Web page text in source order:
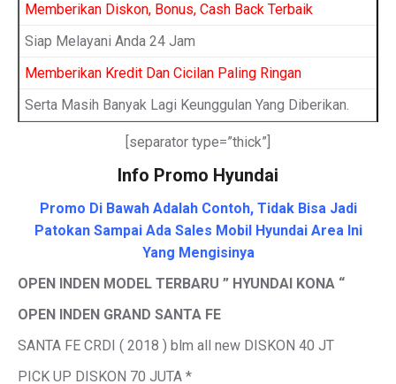
Memberikan Diskon, Bonus, Cash Back Terbaik
Siap Melayani Anda 24 Jam
Memberikan Kredit Dan Cicilan Paling Ringan
Serta Masih Banyak Lagi Keunggulan Yang Diberikan.
[separator type=”thick”]
Info Promo Hyundai
Promo Di Bawah Adalah Contoh, Tidak Bisa Jadi
Patokan Sampai Ada Sales Mobil Hyundai Area Ini
Yang Mengisinya
OPEN INDEN MODEL TERBARU ” HYUNDAI KONA “
OPEN INDEN GRAND SANTA FE
SANTA FE CRDI ( 2018 ) blm all new DISKON 40 JT
PICK UP DISKON 70 JUTA *